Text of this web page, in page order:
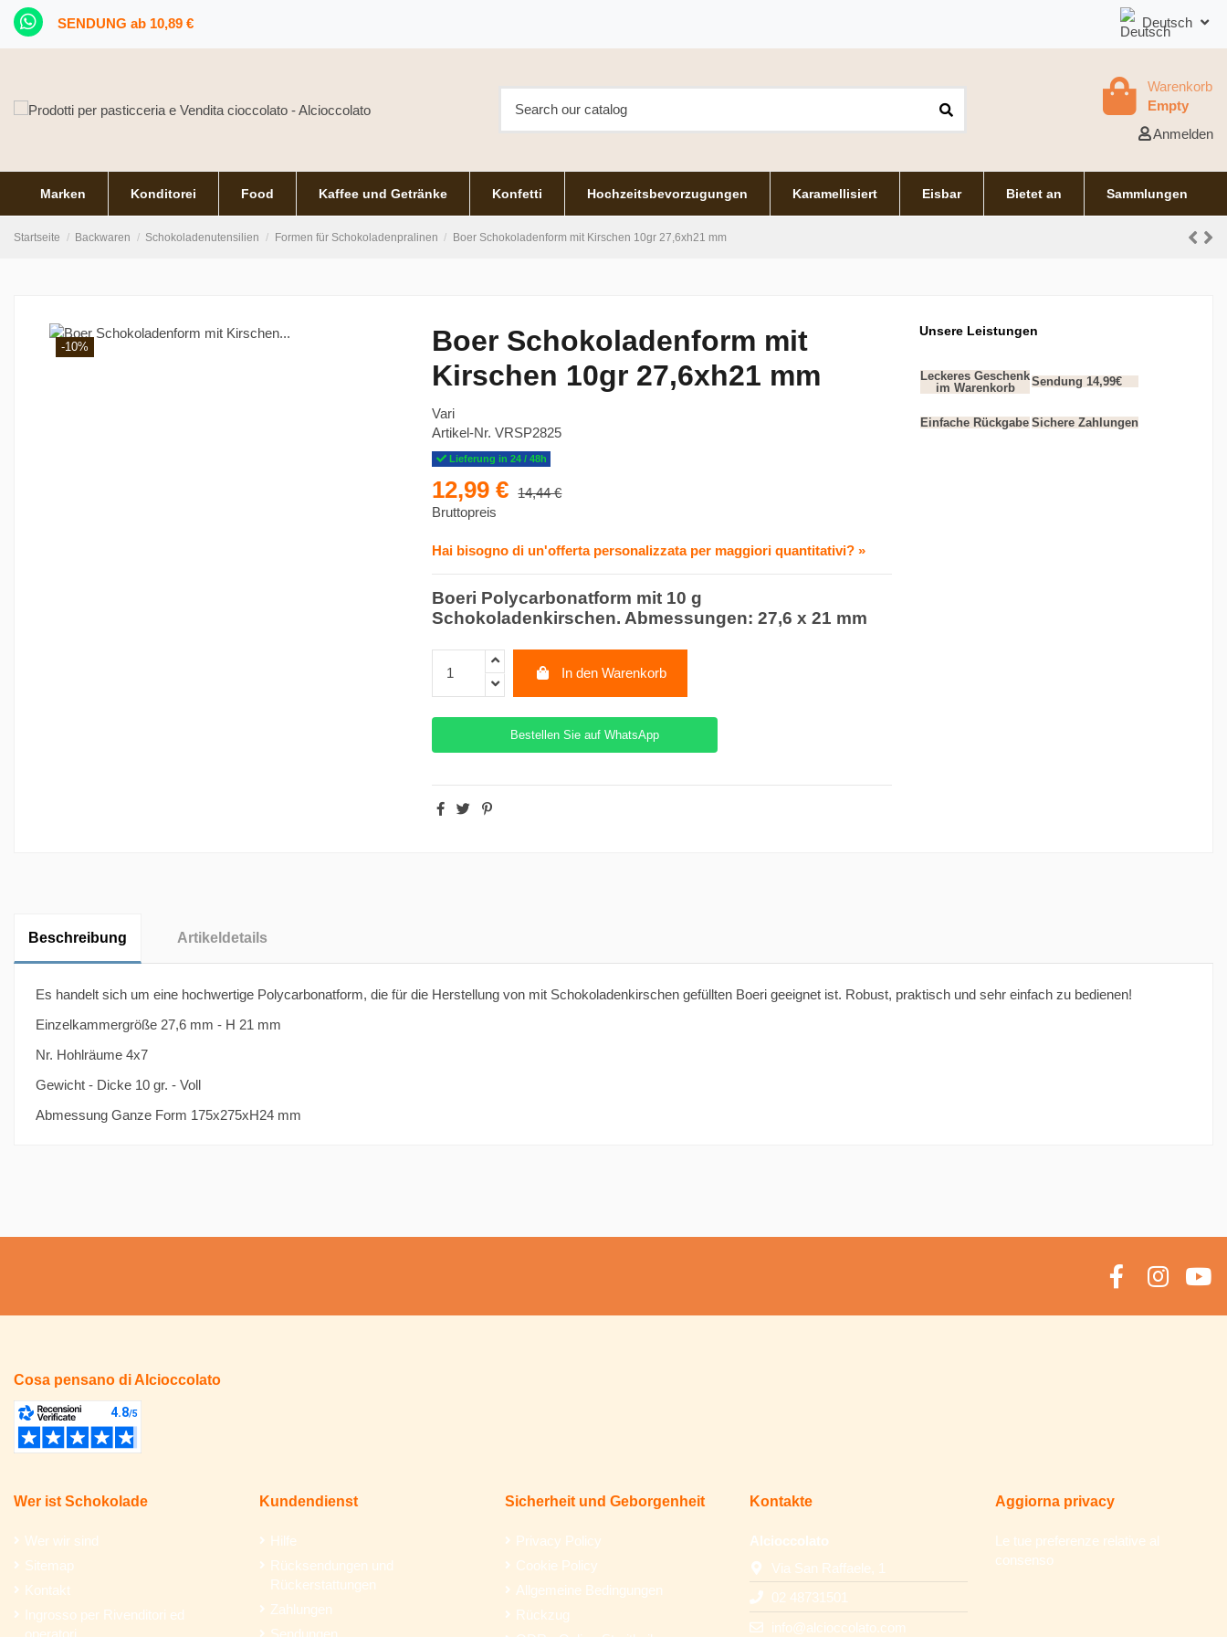
SENDUNG ab 10,89 € Deutsch
Warenkorb
Empty
Anmelden
Marken Konditorei Food Kaffee und Getränke Konfetti Hochzeitsbevorzugungen Karamellisiert Eisbar Bietet an Sammlungen
Startseite Backwaren Schokoladenutensilien Formen für Schokoladenpralinen Boer Schokoladenform mit Kirschen 10gr 27,6xh21 mm
-10%
Boer Schokoladenform mit
Kirschen 10gr 27,6xh21 mm
Vari
Artikel-Nr. VRSP2825
Lieferung in 24 / 48h
12,99 €
14,44 €
Bruttopreis
Hai bisogno di un'offerta personalizzata per maggiori quantitativi? »
Boeri Polycarbonatform mit 10 g
Schokoladenkirschen. Abmessungen: 27,6 x 21 mm
In den Warenkorb
Bestellen Sie auf WhatsApp
Unsere Leistungen
Leckeres Geschenk
im Warenkorb
Sendung 14,99€
Einfache Rückgabe Sichere Zahlungen
Beschreibung Artikeldetails
Es handelt sich um eine hochwertige Polycarbonatform, die für die Herstellung von mit Schokoladenkirschen gefüllten Boeri geeignet ist. Robust, praktisch und sehr einfach zu bedienen!
Einzelkammergröße 27,6 mm - H 21 mm
Nr. Hohlräume 4x7
Gewicht - Dicke 10 gr. - Voll
Abmessung Ganze Form 175x275xH24 mm
Cosa pensano di Alcioccolato
Wer ist Schokolade
Wer wir sind
Sitemap
Kontakt
Ingrosso per Rivenditori ed
operatori
Kundendienst
Hilfe
Rücksendungen und
Rückerstattungen
Zahlungen
Sendungen
Sicherheit und Geborgenheit
Privacy Policy
Cookie Policy
Allgemeine Bedingungen
Rückzug
Kontakte
Alcioccolato
Via San Raffaele, 1
02 48731501
info@alcioccolato.com
Aggiorna privacy
Le tue preferenze relative al
consenso